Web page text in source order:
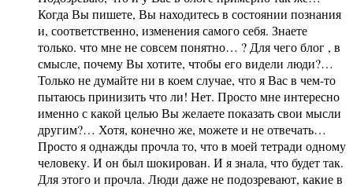
Когда Вы пишете, Вы находитесь в состоянии познания
и, соответственно, изменения самого себя. Знаете
только. что мне не совсем понятно… ? Для чего блог , в
смысле, почему Вы хотите, чтобы его видели люди?…
Только не думайте ни в коем случае, что я Вас в чем-то
пытаюсь принизить что ли! Нет. Просто мне интересно
именно с какой целью Вы желаете показать свои мысли
другим?… Хотя, конечно же, можете и не отвечать…
Просто я однажды прочла то, что в моей тетради одному
человеку. И он был шокирован. И я знала, что будет так.
Для этого и прочла. Люди даже не подозревают, какие в